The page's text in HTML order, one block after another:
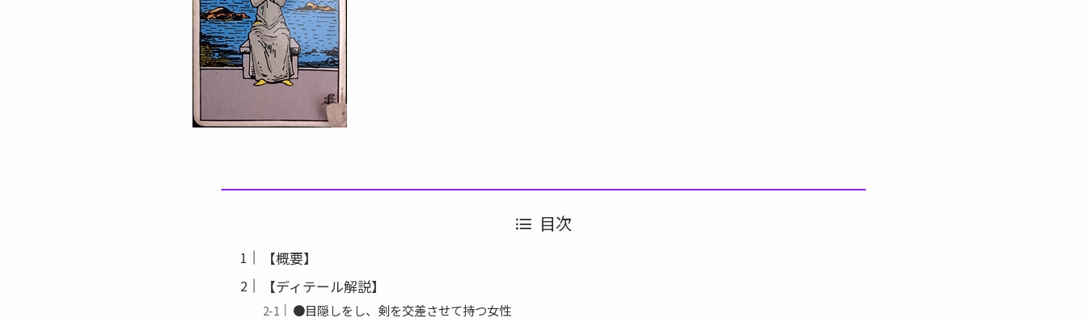
目次
【概要】
【ディテール解説】
●目隠しをし、剣を交差させて持つ女性